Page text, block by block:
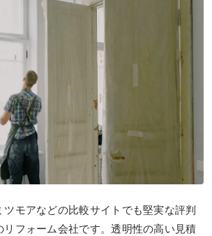
モアなどの比較サイトでも堅実な評判
リフォーム会社です。透明性の高い見積